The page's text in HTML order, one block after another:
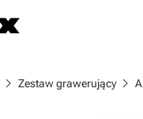
chevron_right Zestaw grawerującychevron_right